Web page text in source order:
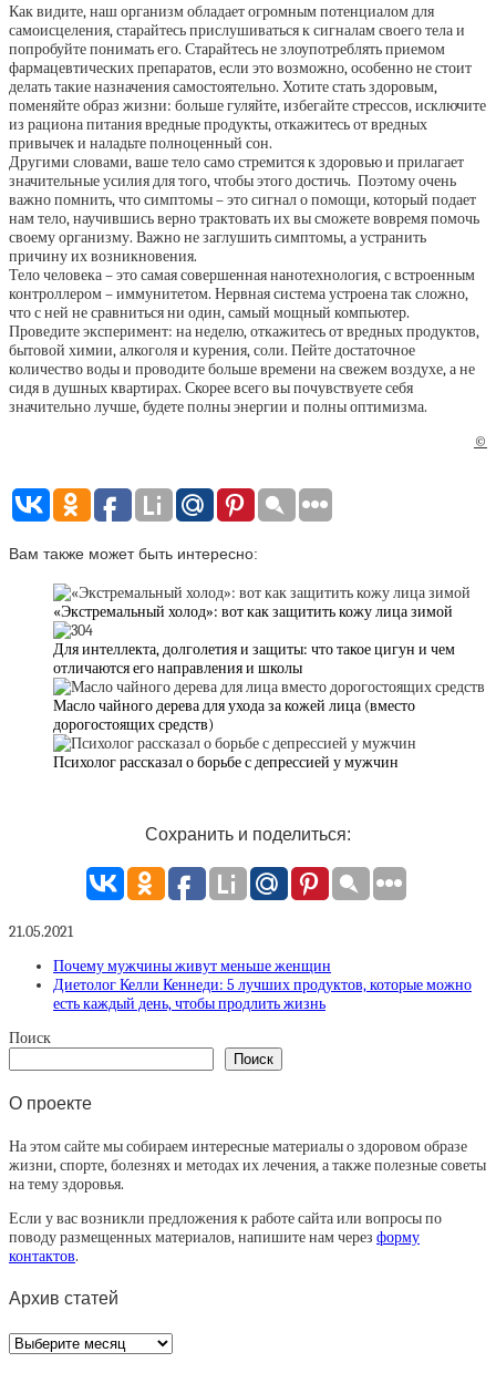
Как видите, наш организм обладает огромным потенциалом для
самоисцеления, старайтесь прислушиваться к сигналам своего тела и
попробуйте понимать его. Старайтесь не злоупотреблять приемом
фармацевтических препаратов, если это возможно, особенно не стоит
делать такие назначения самостоятельно. Хотите стать здоровым,
поменяйте образ жизни: больше гуляйте, избегайте стрессов, исключите
из рациона питания вредные продукты, откажитесь от вредных
привычек и наладьте полноценный сон.
Другими словами, ваше тело само стремится к здоровью и прилагает
значительные усилия для того, чтобы этого достичь. Поэтому очень
важно помнить, что симптомы – это сигнал о помощи, который подает
нам тело, научившись верно трактовать их вы сможете вовремя помочь
своему организму. Важно не заглушить симптомы, а устранить
причину их возникновения.
Тело человека – это самая совершенная нанотехнология, с встроенным
контроллером – иммунитетом. Нервная система устроена так сложно,
что с ней не сравниться ни один, самый мощный компьютер.
Проведите эксперимент: на неделю, откажитесь от вредных продуктов,
бытовой химии, алкоголя и курения, соли. Пейте достаточное
количество воды и проводите больше времени на свежем воздухе, а не
сидя в душных квартирах. Скорее всего вы почувствуете себя
значительно лучше, будете полны энергии и полны оптимизма.
©
Вам также может быть интересно:
«Экстремальный холод»: вот как защитить кожу лица зимой
Для интеллекта, долголетия и защиты: что такое цигун и чем
отличаются его направления и школы
Масло чайного дерева для ухода за кожей лица (вместо
дорогостоящих средств)
Психолог рассказал о борьбе с депрессией у мужчин
Сохранить и поделиться:
21.05.2021
Почему мужчины живут меньше женщин
Диетолог Келли Кеннеди: 5 лучших продуктов, которые можно
есть каждый день, чтобы продлить жизнь
Поиск
Поиск
О проекте
На этом сайте мы собираем интересные материалы о здоровом образе
жизни, спорте, болезнях и методах их лечения, а также полезные советы
на тему здоровья.
Если у вас возникли предложения к работе сайта или вопросы по
поводу размещенных материалов, напишите нам через форму
контактов.
Архив статей
Архив
статей